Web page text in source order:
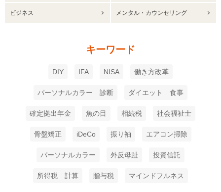
ビジネス メンタル・カウンセリング
キーワード
DIY IFA NISA 働き方改革
パーソナルカラー 診断 ダイエット 食事
確定拠出年金 魚の目 相続税 社会福祉士
骨盤矯正 iDeCo 振り袖 エアコン掃除
パーソナルカラー 外反母趾 投資信託
所得税 計算 贈与税 マインドフルネス